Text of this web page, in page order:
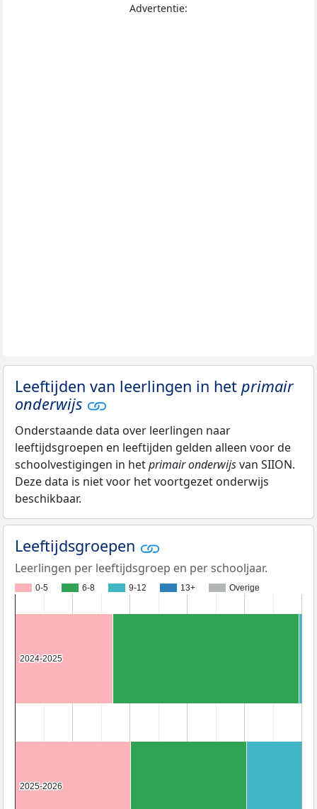
Advertentie:
Leeftijden van leerlingen in het primair
onderwijs
Onderstaande data over leerlingen naar
leeftijdsgroepen en leeftijden gelden alleen voor de
schoolvestigingen in hetprimair onderwijsvan SIION.
Deze data is niet voor het voortgezet onderwijs
beschikbaar.
Leeftijdsgroepen
Leerlingen per leeftijdsgroep en per schooljaar.
0-5 6-8 9-12 13+ Overige
2024-2025
2024-2025
2025-2026
2025-2026